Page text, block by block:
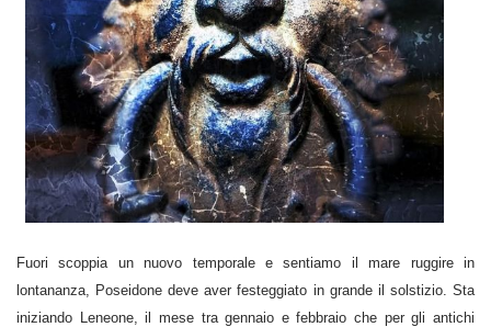
Fuori scoppia un nuovo temporale e sentiamo il mare ruggire in
lontananza, Poseidone deve aver festeggiato in grande il solstizio. Sta
iniziando Leneone, il mese tra gennaio e febbraio che per gli antichi